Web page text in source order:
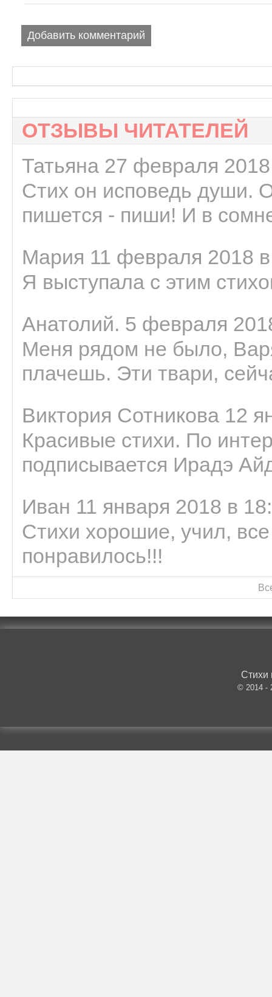
Добавить комментарий
ОТЗЫВЫ ЧИТАТЕЛЕЙ
Татьяна 27 февраля
Стих он исповедь души.
пишется - пиши! И в
Мария 11 февраля 2018
Я выступала с этим
Анатолий. 5 февраля
Меня рядом не было,
плачешь. Эти твари,
Виктория Сотникова 12
Красивые стихи. По
подписывается Ирадэ
Иван 11 января 2018 в
Стихи хорошие, учил,
понравилось!!!
Стихи
© 2014 -